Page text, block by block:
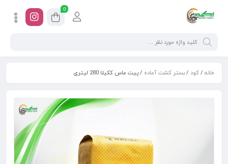
0
خانه /کود /بستر کشت آماده / پیت ماس ککیلا 280 لیتری